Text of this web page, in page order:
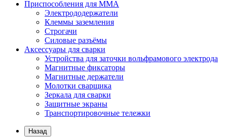
Приспособления для ММА
Электрододержатели
Клеммы заземления
Строгачи
Силовые разъёмы
Аксессуары для сварки
Устройства для заточки вольфрамового электрода
Магнитные фиксаторы
Магнитные держатели
Молотки сварщика
Зеркала для сварки
Защитные экраны
Транспортировочные тележки
Назад